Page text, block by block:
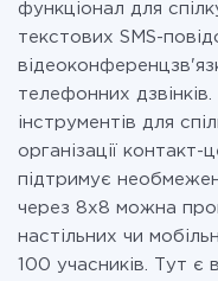
функціонал для
текстових SMS-
телефонних
інструментів для
організації
підтримує
через 8х8 можна
настільних чи
100 учасників. Тут є